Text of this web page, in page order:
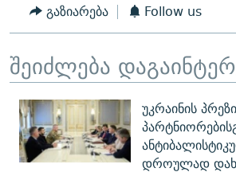
გაზიარება Follow us
შეიძლება
უკრაინის
დროულად